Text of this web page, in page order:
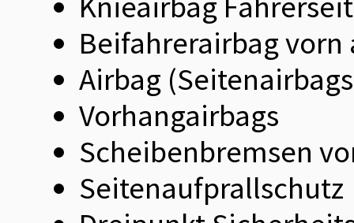
Beifahrerairbag
Airbag
Vorhangairbags
Scheibenbremsen
Seitenaufprallschutz